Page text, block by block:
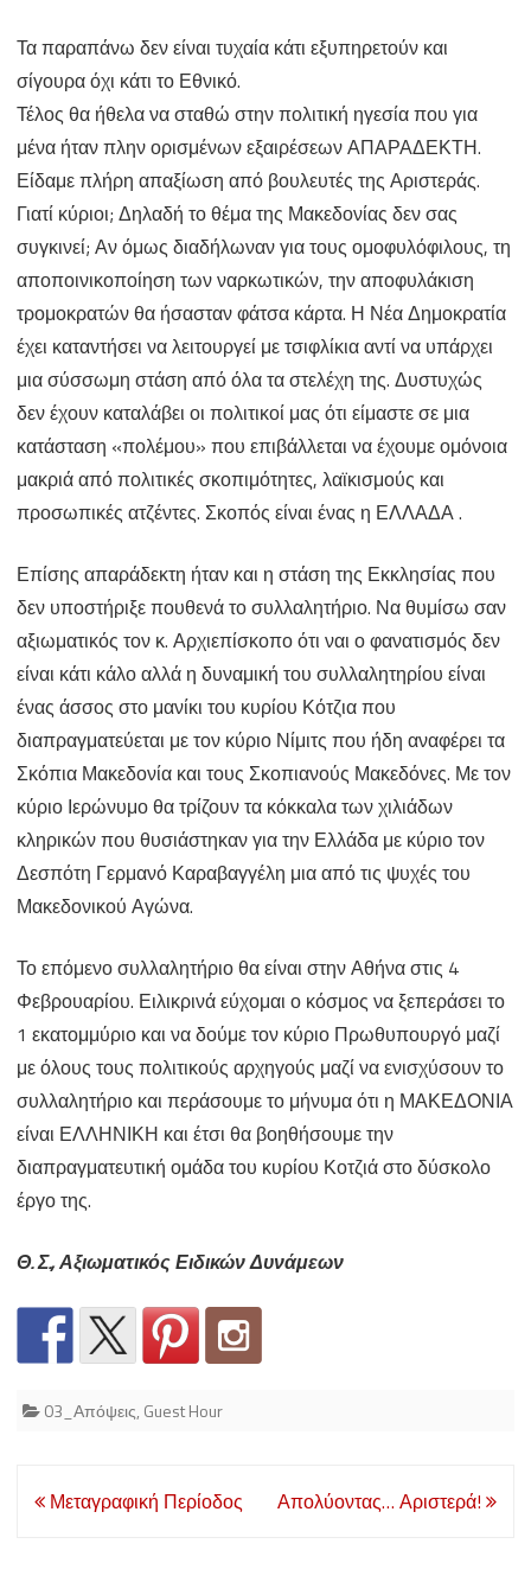
Τα παραπάνω δεν είναι τυχαία κάτι εξυπηρετούν και
σίγουρα όχι κάτι το Εθνικό.
Τέλος θα ήθελα να σταθώ στην πολιτική ηγεσία που για
μένα ήταν πλην ορισμένων εξαιρέσεων ΑΠΑΡΑΔΕΚΤΗ.
Είδαμε πλήρη απαξίωση από βουλευτές της Αριστεράς.
Γιατί κύριοι; Δηλαδή το θέμα της Μακεδονίας δεν σας
συγκινεί; Αν όμως διαδήλωναν για τους ομοφυλόφιλους, τη
αποποινικοποίηση των ναρκωτικών, την αποφυλάκιση
τρομοκρατών θα ήσασταν φάτσα κάρτα. Η Νέα Δημοκρατία
έχει καταντήσει να λειτουργεί με τσιφλίκια αντί να υπάρχει
μια σύσσωμη στάση από όλα τα στελέχη της. Δυστυχώς
δεν έχουν καταλάβει οι πολιτικοί μας ότι είμαστε σε μια
κατάσταση «πολέμου» που επιβάλλεται να έχουμε ομόνοια
μακριά από πολιτικές σκοπιμότητες, λαϊκισμούς και
προσωπικές ατζέντες. Σκοπός είναι ένας η ΕΛΛΑΔΑ .
Επίσης απαράδεκτη ήταν και η στάση της Εκκλησίας που
δεν υποστήριξε πουθενά το συλλαλητήριο. Να θυμίσω σαν
αξιωματικός τον κ. Αρχιεπίσκοπο ότι ναι ο φανατισμός δεν
είναι κάτι κάλο αλλά η δυναμική του συλλαλητηρίου είναι
ένας άσσος στο μανίκι του κυρίου Κότζια που
διαπραγματεύεται με τον κύριο Νίμιτς που ήδη αναφέρει τα
Σκόπια Μακεδονία και τους Σκοπιανούς Μακεδόνες. Με τον
κύριο Ιερώνυμο θα τρίζουν τα κόκκαλα των χιλιάδων
κληρικών που θυσιάστηκαν για την Ελλάδα με κύριο τον
Δεσπότη Γερμανό Καραβαγγέλη μια από τις ψυχές του
Μακεδονικού Αγώνα.
Το επόμενο συλλαλητήριο θα είναι στην Αθήνα στις 4
Φεβρουαρίου. Ειλικρινά εύχομαι ο κόσμος να ξεπεράσει το
1 εκατομμύριο και να δούμε τον κύριο Πρωθυπουργό μαζί
με όλους τους πολιτικούς αρχηγούς μαζί να ενισχύσουν το
συλλαλητήριο και περάσουμε το μήνυμα ότι η ΜΑΚΕΔΟΝΙΑ
είναι ΕΛΛΗΝΙΚΗ και έτσι θα βοηθήσουμε την
διαπραγματευτική ομάδα του κυρίου Κοτζιά στο δύσκολο
έργο της.
Θ. Σ., Αξιωματικός Ειδικών Δυνάμεων
03_Απόψεις, Guest Hour
Post
Μεταγραφική Περίοδος Απολύοντας… Αριστερά!